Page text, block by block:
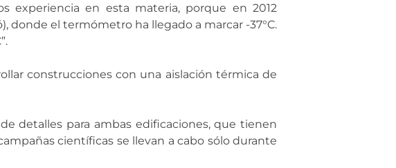
experiencia en esta materia, porque en 2012
donde el termómetro ha llegado a marcar -37°C.
construcciones con una aislación térmica de
detalles para ambas edificaciones, que tienen
científicas se llevan a cabo sólo durante